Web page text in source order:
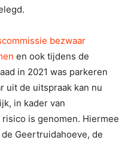
bezwaar
en ook tijdens de
in 2021 was parkeren
uit de uitspraak kan nu
in kader van
is genomen. Hiermee
Geertruidahoeve, de